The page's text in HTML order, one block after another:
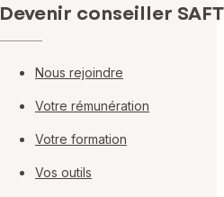
Devenir conseiller
Nous rejoindre
Votre rémunération
Votre formation
Vos outils